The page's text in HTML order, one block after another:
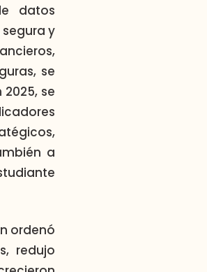
datos
y
se
se
a
ordenó
redujo